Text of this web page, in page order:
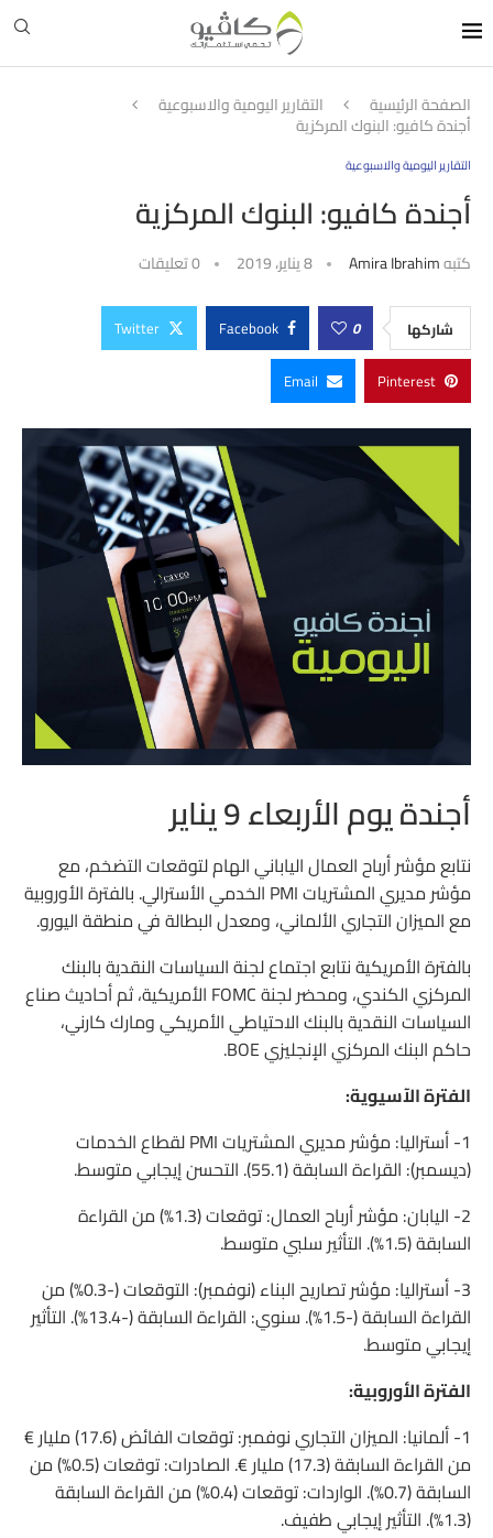
الصفحة الرئيسية التقارير اليومية والاسبوعية
أجندة كافيو: البنوك المركزية
التقارير اليومية والاسبوعية
أجندة كافيو: البنوك المركزية
كتبهAmira Ibrahim 8 يناير، 2019 0 تعليقات
شاركها 0
Facebook
Twitter
Pinterest
Email
أجندة يوم الأربعاء 9 يناير
نتابع مؤشر أرباح العمال الياباني الهام لتوقعات التضخم، مع
مؤشر مديري المشتريات PMI الخدمي الأسترالي. بالفترة الأوروبية
مع الميزان التجاري الألماني، ومعدل البطالة في منطقة اليورو.
بالفترة الأمريكية نتابع اجتماع لجنة السياسات النقدية بالبنك
المركزي الكندي، ومحضر لجنة FOMC الأمريكية، ثم أحاديث صناع
السياسات النقدية بالبنك الاحتياطي الأمريكي ومارك كارني،
حاكم البنك المركزي الإنجليزي BOE.
الفترة الآسيوية:
1- أستراليا: مؤشر مديري المشتريات PMI لقطاع الخدمات
(ديسمبر): القراءة السابقة (55.1). التحسن إيجابي متوسط.
2- اليابان: مؤشر أرباح العمال: توقعات (1.3%) من القراءة
السابقة (1.5%). التأثير سلبي متوسط.
3- أستراليا: مؤشر تصاريح البناء (نوفمبر): التوقعات (-0.3%) من
القراءة السابقة (-1.5%). سنوي: القراءة السابقة (-13.4%). التأثير
إيجابي متوسط.
الفترة الأوروبية:
1- ألمانيا: الميزان التجاري نوفمبر: توقعات الفائض (17.6) مليار €
من القراءة السابقة (17.3) مليار €. الصادرات: توقعات (0.5%) من
السابقة (0.7%). الواردات: توقعات (0.4%) من القراءة السابقة
(1.3%). التأثير إيجابي طفيف.